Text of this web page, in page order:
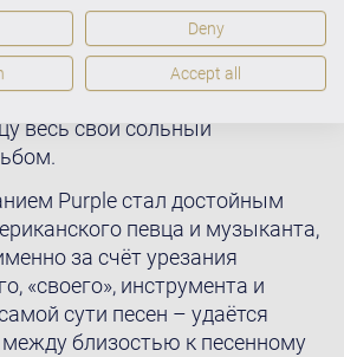
в 1984 году в Коблахе,
Форарльберг), возможно,
музыку Принса в более позднее
ему посвятить
весь свой сольный
Purple стал достойным
певца и музыканта,
за счёт урезания
«своего», инструмента и
сути песен – удаётся
близостью к песенному
Deny
Accept all